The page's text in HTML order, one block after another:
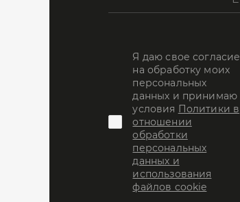
Я даю свое согласие
на обработку моих
персональных
данных и принимаю
условия Политики в
отношении
обработки
персональных
данных и
использования
файлов cookie